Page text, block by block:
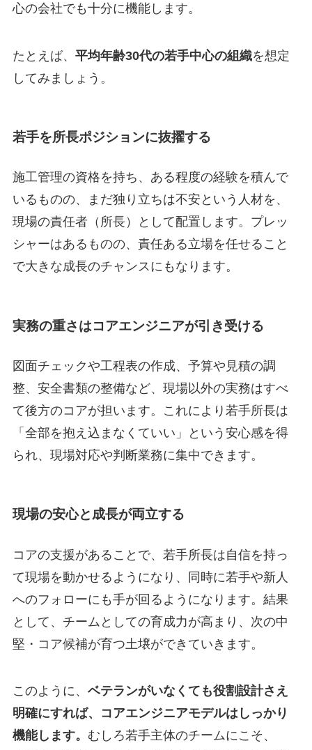
心の会社でも十分に機能します。
たとえば、 平均年齢30代の若手中心の組織を想定
してみましょう。
若手を所長ポジションに抜擢する
施工管理の資格を持ち、ある程度の経験を積んで
いるものの、まだ独り立ちは不安という人材を、
現場の責任者（所長）として配置します。プレッ
シャーはあるものの、責任ある立場を任せること
で大きな成長のチャンスにもなります。
実務の重さはコアエンジニアが引き受ける
図面チェックや工程表の作成、予算や見積の調
整、安全書類の整備など、現場以外の実務はすべ
て後方のコアが担います。これにより若手所長は
「全部を抱え込まなくていい」という安心感を得
られ、現場対応や判断業務に集中できます。
現場の安心と成長が両立する
コアの支援があることで、若手所長は自信を持っ
て現場を動かせるようになり、同時に若手や新人
へのフォローにも手が回るようになります。結果
として、チームとしての育成力が高まり、次の中
堅・コア候補が育つ土壌ができていきます。
このように、 ベテランがいなくても役割設計さえ
明確にすれば、コアエンジニアモデルはしっかり
機能します。 むしろ若手主体のチームにこそ、